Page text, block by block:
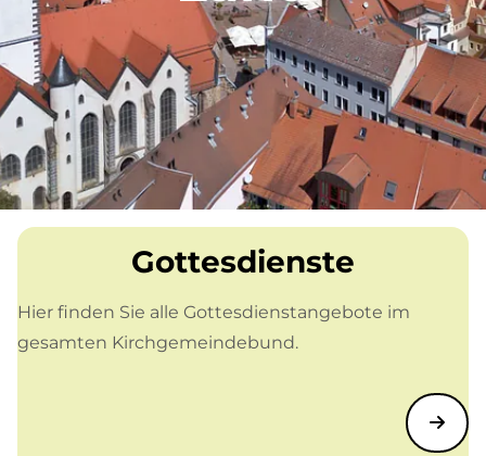
Gottesdienste
Hier finden Sie alle Gottesdienstangebote im
gesamten Kirchgemeindebund.